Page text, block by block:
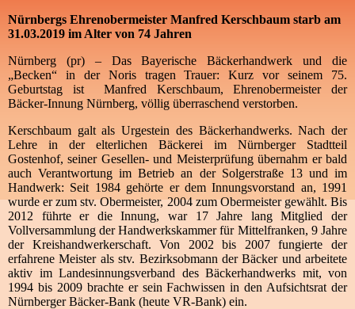
Nürnbergs Ehrenobermeister Manfred Kerschbaum starb am
31.03.2019 im Alter von 74 Jahren
Nürnberg (pr) – Das Bayerische Bäckerhandwerk und die
„Becken“ in der Noris tragen Trauer: Kurz vor seinem 75.
Geburtstag ist Manfred Kerschbaum, Ehrenobermeister der
Bäcker-Innung Nürnberg, völlig überraschend verstorben.
Kerschbaum galt als Urgestein des Bäckerhandwerks. Nach der
Lehre in der elterlichen Bäckerei im Nürnberger Stadtteil
Gostenhof, seiner Gesellen- und Meisterprüfung übernahm er bald
auch Verantwortung im Betrieb an der Solgerstraße 13 und im
Handwerk: Seit 1984 gehörte er dem Innungsvorstand an, 1991
wurde er zum stv. Obermeister, 2004 zum Obermeister gewählt. Bis
2012 führte er die Innung, war 17 Jahre lang Mitglied der
Vollversammlung der Handwerkskammer für Mittelfranken, 9 Jahre
der Kreishandwerkerschaft. Von 2002 bis 2007 fungierte der
erfahrene Meister als stv. Bezirksobmann der Bäcker und arbeitete
aktiv im Landesinnungsverband des Bäckerhandwerks mit, von
1994 bis 2009 brachte er sein Fachwissen in den Aufsichtsrat der
Nürnberger Bäcker-Bank (heute VR-Bank) ein.